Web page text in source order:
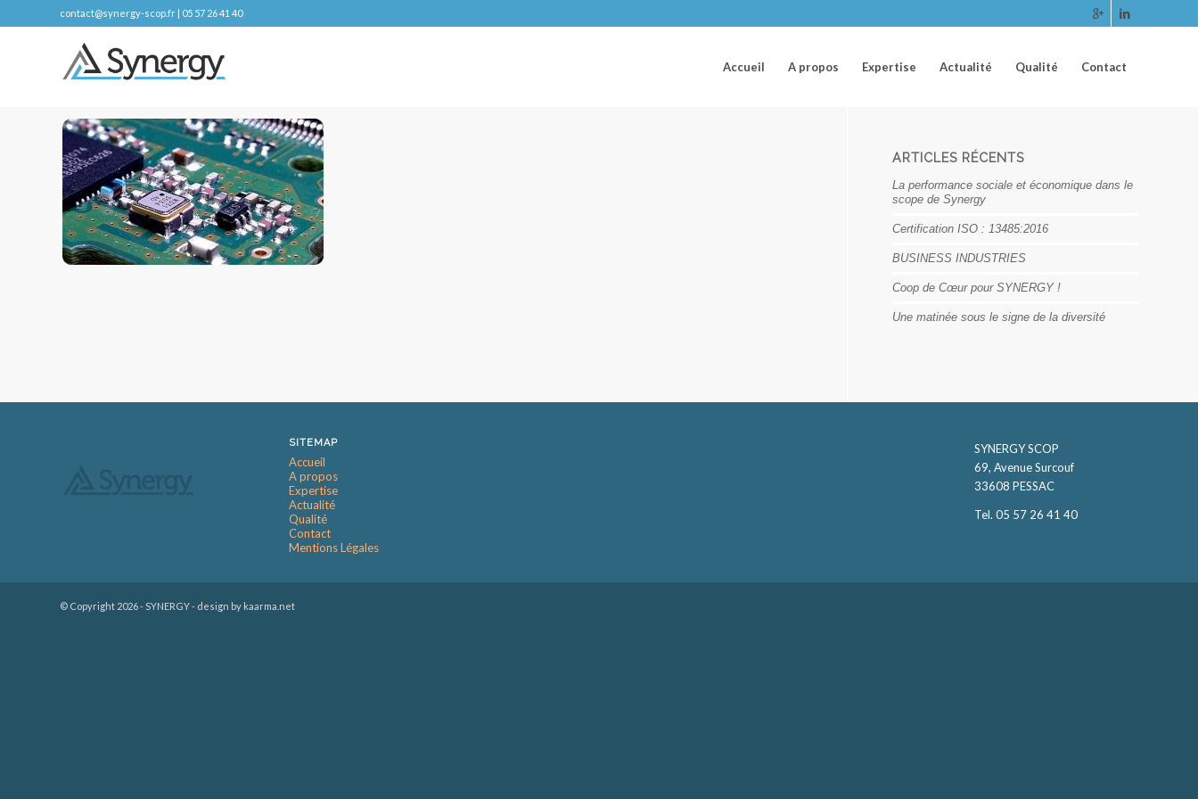
contact@synergy-scop.fr | 05 57 26 41 40
Accueil A propos Expertise Actualité Qualité Contact
ARTICLES RÉCENTS
La performance sociale et économique dans le
scope de Synergy
Certification ISO : 13485:2016
BUSINESS INDUSTRIES
Coop de Cœur pour SYNERGY !
Une matinée sous le signe de la diversité
SITEMAP
Accueil
A propos
Expertise
Actualité
Qualité
Contact
Mentions Légales
SYNERGY SCOP
69, Avenue Surcouf
33608 PESSAC
Tel. 05 57 26 41 40
© Copyright 2026 - SYNERGY - design by kaarma.net